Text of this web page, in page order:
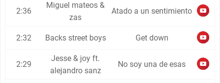
2:36
Miguel mateos &
zas
Atado a un sentimiento
2:32 Backs street boys Get down
2:29
Jesse & joy ft.
alejandro sanz
No soy una de esas